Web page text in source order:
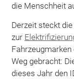
die Menschheit
Derzeit steckt
zur
Weg gebracht:
dieses Jahr den